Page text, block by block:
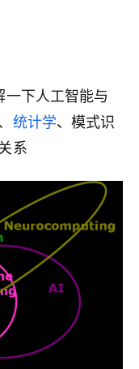
下人工智能与
统计学、模式识
系